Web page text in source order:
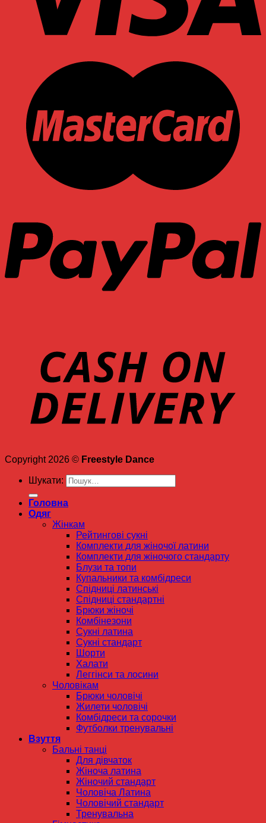
Copyright 2026 © Freestyle Dance
Шукати:
Головна
Одяг
Жінкам
Рейтингові сукні
Комплекти для жіночої латини
Комплекти для жіночого стандарту
Блузи та топи
Купальники та комбідреси
Спідниці латинські
Спідниці стандартні
Брюки жіночі
Комбінезони
Сукні латина
Сукні стандарт
Шорти
Халати
Леггінси та лосини
Чоловікам
Брюки чоловічі
Жилети чоловічі
Комбідреси та сорочки
Футболки тренувальні
Взуття
Бальні танці
Для дівчаток
Жіноча латина
Жіночий стандарт
Чоловіча Латина
Чоловічий стандарт
Тренувальна